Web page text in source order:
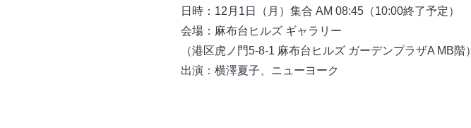
日時：12月1日（月）集合 AM 08:45（10:00終了予定）
会場：麻布台ヒルズ ギャラリー
（港区虎ノ門5-8-1 麻布台ヒルズ ガーデンプラザA MB階）
出演：横澤夏子、ニューヨーク